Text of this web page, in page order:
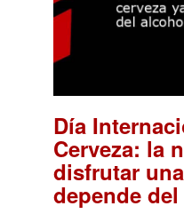
Día
Cerveza: la
disfrutar
depende